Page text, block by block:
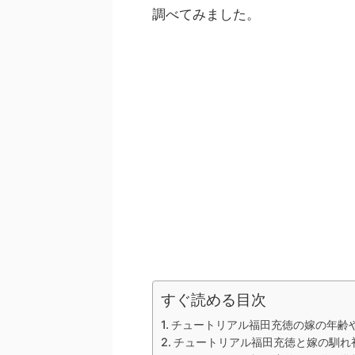
調べてみました。
すぐ読める目次
チュートリアル福田充徳の嫁の年齢
チュートリアル福田充徳と嫁の馴れ